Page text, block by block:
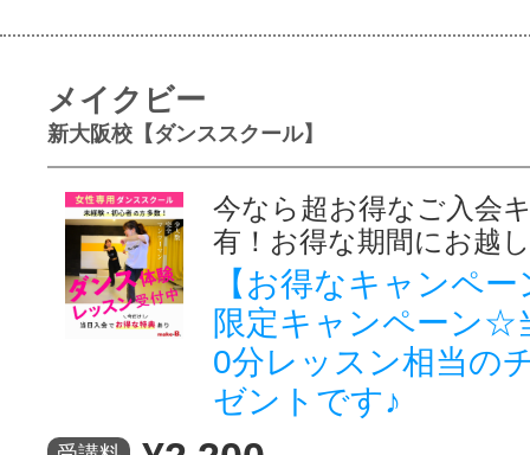
メイクビー
新大阪校【ダンススクール】
今なら超お得なご入会
有！お得な期間にお越
【お得なキャンペ
限定キャンペーン☆
0分レッスン相当の
ゼントです♪